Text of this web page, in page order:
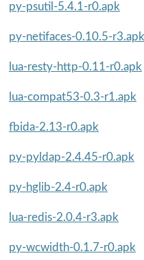
py-psutil-5.4.1-r0.apk
py-netifaces-0.10.5-r3.apk
lua-resty-http-0.11-r0.apk
lua-compat53-0.3-r1.apk
fbida-2.13-r0.apk
py-pyldap-2.4.45-r0.apk
py-hglib-2.4-r0.apk
lua-redis-2.0.4-r3.apk
py-wcwidth-0.1.7-r0.apk